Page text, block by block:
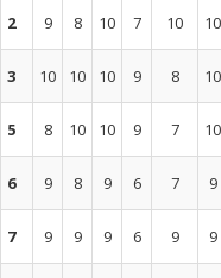
2 9 8 10 7 10
10
3 10 10 10 9 8
10
5 8 10 10 9 7
10
6 9 8 9 6 7
9
7 9 9 9 6 9
9